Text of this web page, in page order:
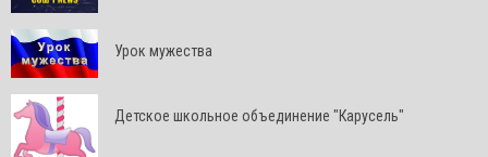
Урок мужества
Детское школьное объединение "Карусель"